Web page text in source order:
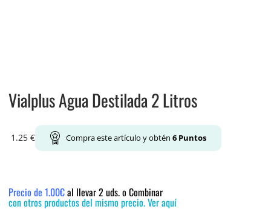
Vialplus Agua Destilada 2 Litros
1.25 € Compra este artículo y obtén 6Puntos
Precio de 1.00€al llevar 2 uds. o Combinar
con otros productos del mismo precio. Ver aquí